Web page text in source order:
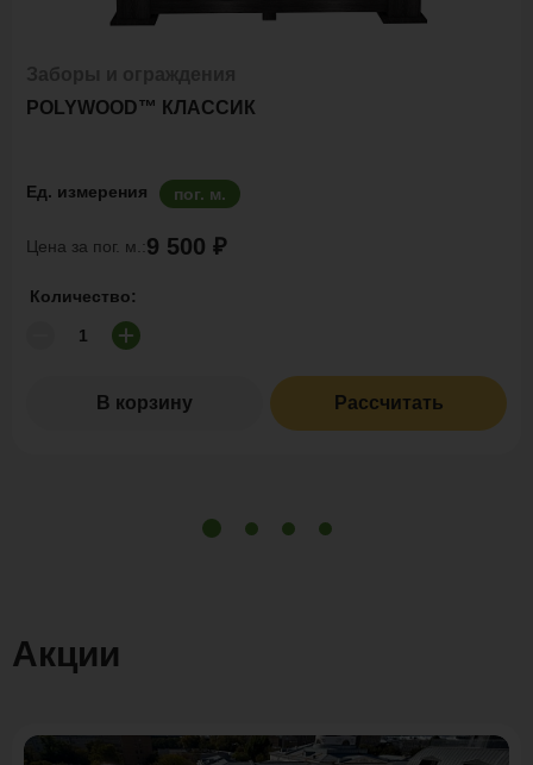
POLYWOOD™ КЛАССИК
Ед. измерения пог. м.
Цена за пог. м.:9 500 ₽
Количество:
В корзину Рассчитать
Акции